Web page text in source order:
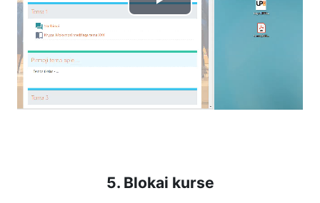
Play
Video
5. Blokai kurse